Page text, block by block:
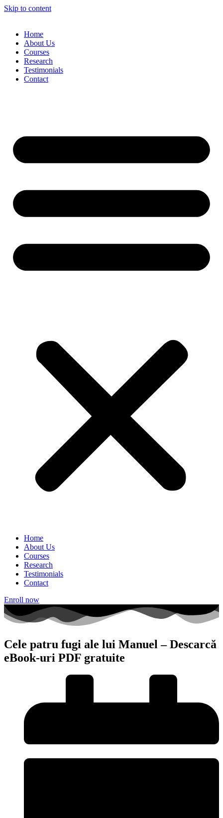
Skip to content
Home
About Us
Courses
Research
Testimonials
Contact
Home
About Us
Courses
Research
Testimonials
Contact
Enroll now
Cele patru fugi ale lui Manuel – Descarcă
eBook-uri PDF gratuite